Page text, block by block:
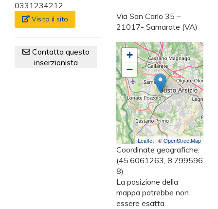
0331234212
Visita il sito
Contatta questo
inserzionista
Via San Carlo 35 –
21017- Samarate (VA)
+
−
Leaflet | ©OpenStreetMap
Coordinate geografiche:
(45.6061263, 8.799596
8)
La posizione della
mappa potrebbe non
essere esatta